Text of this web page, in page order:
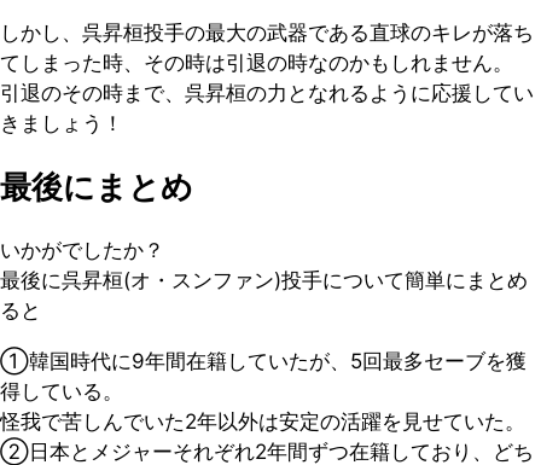
しかし、呉昇桓投手の最大の武器である直球のキレが落ち
てしまった時、その時は引退の時なのかもしれません。
引退のその時まで、呉昇桓の力となれるように応援してい
きましょう！
最後にまとめ
いかがでしたか？
最後に呉昇桓(オ・スンファン)投手について簡単にまとめ
ると
①韓国時代に9年間在籍していたが、5回最多セーブを獲
得している。
怪我で苦しんでいた2年以外は安定の活躍を見せていた。
②日本とメジャーそれぞれ2年間ずつ在籍しており、どち